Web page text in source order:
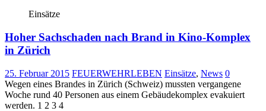
Einsätze
Hoher Sachschaden nach Brand in Kino-Komplex
in Zürich
25. Februar 2015 FEUERWEHRLEBEN Einsätze, News 0
Wegen eines Brandes in Zürich (Schweiz) mussten vergangene
Woche rund 40 Personen aus einem Gebäudekomplex evakuiert
werden. 1 2 3 4